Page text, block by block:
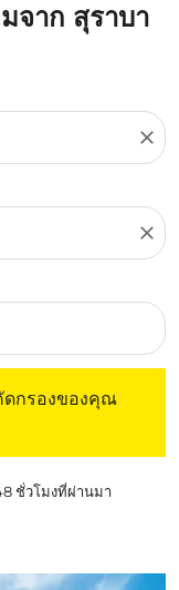
จาก สุราบา
close
close
ดกรองของคุณ
ชั่วโมงที่ผ่านมา